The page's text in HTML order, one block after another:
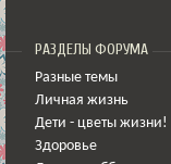
РАЗДЕЛЫ ФОРУМА
Разные темы
Личная жизнь
Дети - цветы жизни!
Здоровье